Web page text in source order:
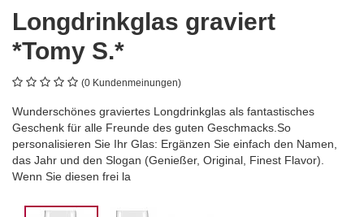
Longdrinkglas graviert
*Tomy S.*
(0 Kundenmeinungen)
Wunderschönes graviertes Longdrinkglas als fantastisches
Geschenk für alle Freunde des guten Geschmacks.So
personalisieren Sie Ihr Glas: Ergänzen Sie einfach den Namen,
das Jahr und den Slogan (Genießer, Original, Finest Flavor).
Wenn Sie diesen frei la